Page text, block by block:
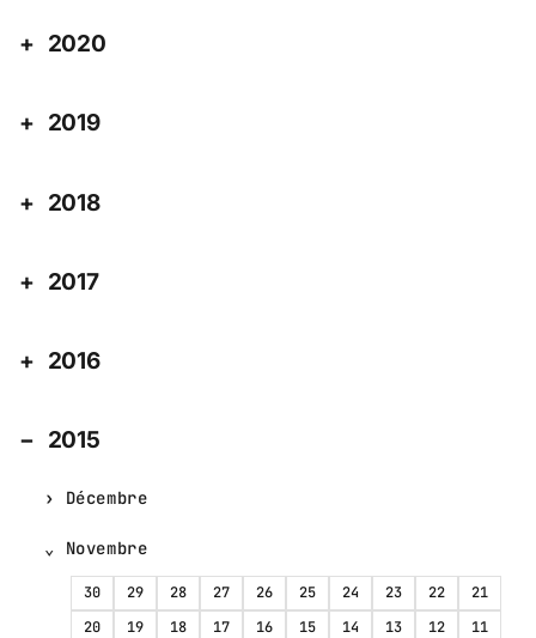
2020
2019
2018
2017
2016
2015
Décembre
Novembre
30 29 28 27 26 25 24 23 22
21
20
19 18 17 16 15 14 13 12
11